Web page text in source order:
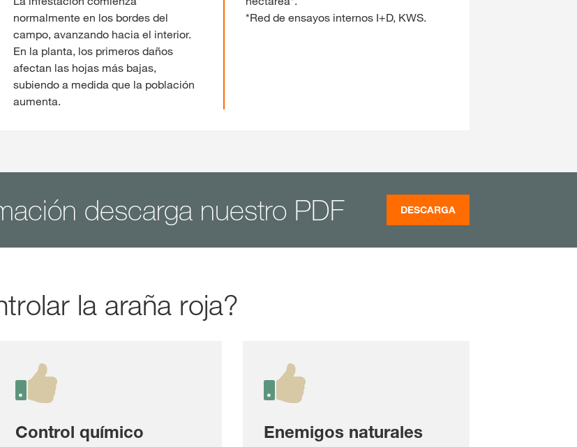
normalmente en los bordes del
campo, avanzando hacia el interior.
En la planta, los primeros daños
afectan las hojas más bajas,
subiendo a medida que la población
aumenta.
*Red de ensayos internos I+D, KWS.
descarga nuestro PDF DESCARGA
la araña roja?
Control químico Enemigos naturales